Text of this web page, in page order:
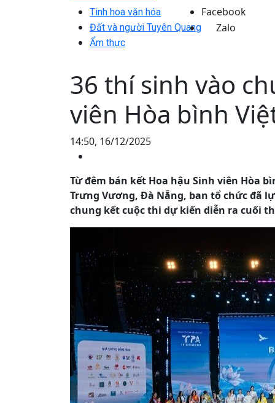
Tinh hoa văn hóa
Đất và người Tuyên Quang
Ẩm thực
Facebook
Zalo
36 thí sinh vào
viên Hòa bình
14:50, 16/12/2025
Từ đêm bán kết Hoa hậu Sinh viên Hòa
Trưng Vương, Đà Nẵng, ban tổ chức đã
chung kết cuộc thi dự kiến diễn ra cuối